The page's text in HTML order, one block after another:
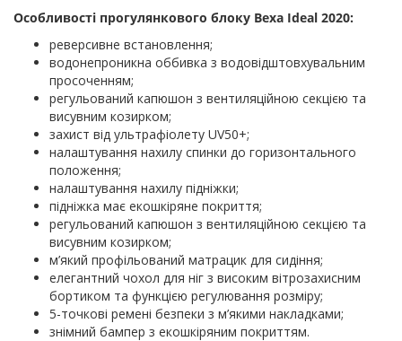
Особливості прогулянкового блоку Bexa Ideal 2020:
реверсивне встановлення;
водонепроникна оббивка з водовідштовхувальним
просоченням;
регульований капюшон з вентиляційною секцією та
висувним козирком;
захист від ультрафіолету UV50+;
налаштування нахилу спинки до горизонтального
положення;
налаштування нахилу підніжки;
підніжка має екошкіряне покриття;
регульований капюшон з вентиляційною секцією та
висувним козирком;
м’який профільований матрацик для сидіння;
елегантний чохол для ніг з високим вітрозахисним
бортиком та функцією регулювання розміру;
5-точкові ремені безпеки з м’якими накладками;
знімний бампер з екошкіряним покриттям.